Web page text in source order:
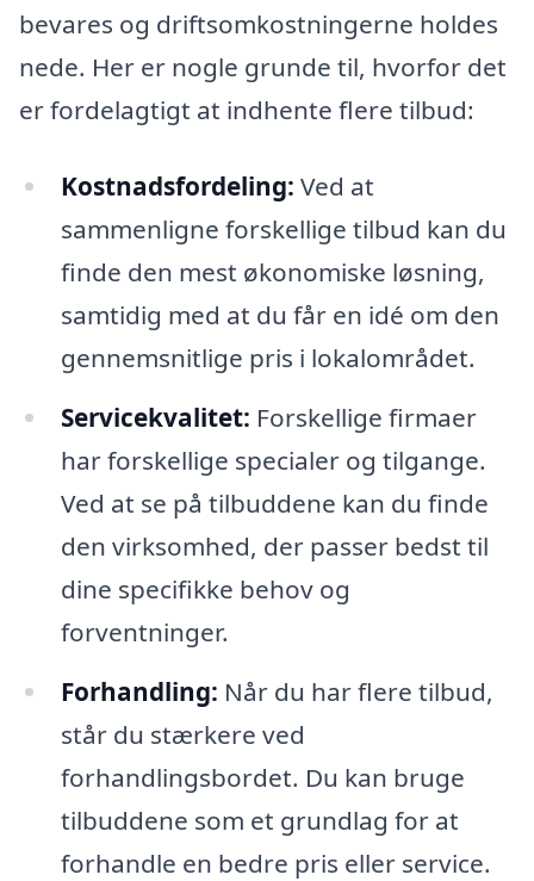
bevares og driftsomkostningerne holdes
nede. Her er nogle grunde til, hvorfor det
er fordelagtigt at indhente flere tilbud:
Kostnadsfordeling: Ved at
sammenligne forskellige tilbud kan du
finde den mest økonomiske løsning,
samtidig med at du får en idé om den
gennemsnitlige pris i lokalområdet.
Servicekvalitet: Forskellige firmaer
har forskellige specialer og tilgange.
Ved at se på tilbuddene kan du finde
den virksomhed, der passer bedst til
dine specifikke behov og
forventninger.
Forhandling: Når du har flere tilbud,
står du stærkere ved
forhandlingsbordet. Du kan bruge
tilbuddene som et grundlag for at
forhandle en bedre pris eller service.